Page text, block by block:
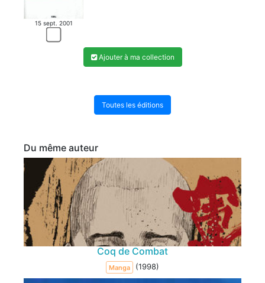
15 sept. 2001
Ajouter à ma collection
Toutes les éditions
Du même auteur
Coq de Combat
Manga (1998)